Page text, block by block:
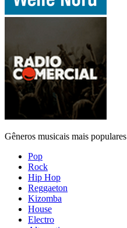
Gêneros musicais mais populares
Pop
Rock
Hip Hop
Reggaeton
Kizomba
House
Electro